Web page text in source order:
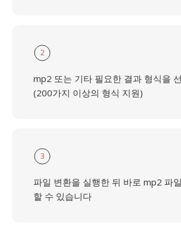
2
mp2 또는 기타 필요한 결과 형식을
(200가지 이상의 형식 지원)
3
파일 변환을 실행한 뒤 바로 mp2 파
할 수 있습니다